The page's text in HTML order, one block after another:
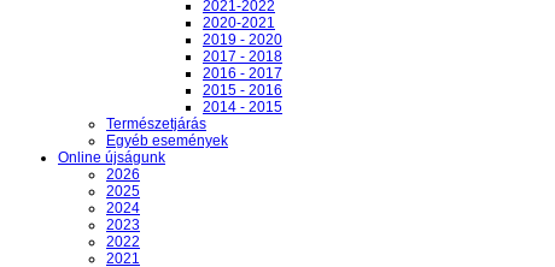
2021-2022
2020-2021
2019 - 2020
2017 - 2018
2016 - 2017
2015 - 2016
2014 - 2015
Természetjárás
Egyéb események
Online újságunk
2026
2025
2024
2023
2022
2021